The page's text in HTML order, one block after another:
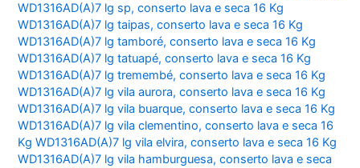
WD1316AD(A)7 lg sp,conserto lava e seca 16 Kg
WD1316AD(A)7 lg taipas,conserto lava e seca 16 Kg
WD1316AD(A)7 lg tamboré,conserto lava e seca 16 Kg
WD1316AD(A)7 lg tatuapé,conserto lava e seca 16 Kg
WD1316AD(A)7 lg tremembé,conserto lava e seca 16 Kg
WD1316AD(A)7 lg vila aurora,conserto lava e seca 16 Kg
WD1316AD(A)7 lg vila buarque,conserto lava e seca 16 Kg
WD1316AD(A)7 lg vila clementino,conserto lava e seca 16
Kg WD1316AD(A)7 lg vila elvira,conserto lava e seca 16 Kg
WD1316AD(A)7 lg vila hamburguesa,conserto lava e seca